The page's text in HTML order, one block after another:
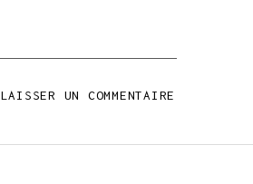
LAISSER UN COMMENTAIRE